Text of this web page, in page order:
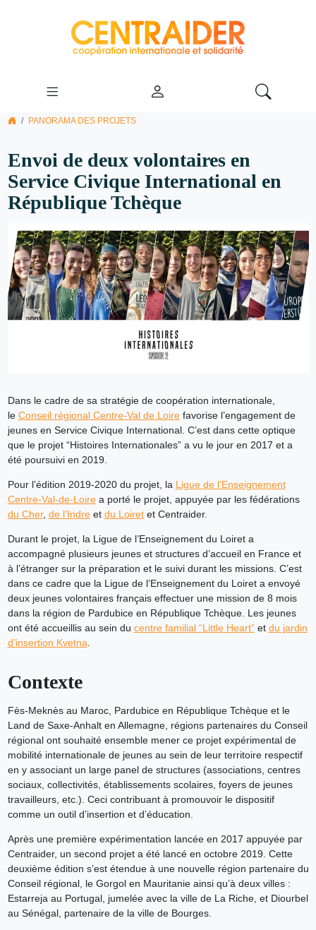
PANORAMA DES PROJETS
Envoi de deux volontaires en
Service Civique International en
République Tchèque
Dans le cadre de sa stratégie de coopération internationale,
le Conseil régional Centre-Val de Loirefavorise l’engagement de
jeunes en Service Civique International. C’est dans cette optique
que le projet “Histoires Internationales” a vu le jour en 2017 et a
été poursuivi en 2019.
Pour l’édition 2019-2020 du projet, la Ligue de l’Enseignement
Centre-Val-de-Loirea porté le projet, appuyée par les fédérations
du Cher, de l’Indreet du Loiretet Centraider.
Durant le projet, la Ligue de l’Enseignement du Loiret a
accompagné plusieurs jeunes et structures d’accueil en France et
à l’étranger sur la préparation et le suivi durant les missions. C’est
dans ce cadre que la Ligue de l’Enseignement du Loiret a envoyé
deux jeunes volontaires français effectuer une mission de 8 mois
dans la région de Pardubice en République Tchèque. Les jeunes
ont été accueillis au sein du centre familial “Little Heart”et du jardin
d’insertion Kvetna
Contexte
Fès-Meknès au Maroc, Pardubice en République Tchèque et le
Land de Saxe-Anhalt en Allemagne, régions partenaires du Conseil
régional ont souhaité ensemble mener ce projet expérimental de
mobilité internationale de jeunes au sein de leur territoire respectif
en y associant un large panel de structures (associations, centres
sociaux, collectivités, établissements scolaires, foyers de jeunes
travailleurs, etc.). Ceci contribuant à promouvoir le dispositif
comme un outil d’insertion et d’éducation.
Après une première expérimentation lancée en 2017 appuyée par
Centraider, un second projet a été lancé en octobre 2019. Cette
deuxième édition s’est étendue à une nouvelle région partenaire du
Conseil régional, le Gorgol en Mauritanie ainsi qu’à deux villes :
Estarreja au Portugal, jumelée avec la ville de La Riche, et Diourbel
au Sénégal, partenaire de la ville de Bourges.